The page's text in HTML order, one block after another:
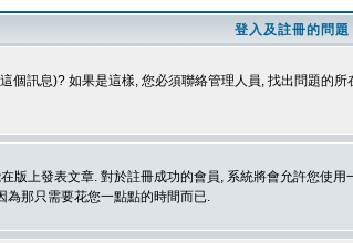
登入及註冊的問題
訊息)? 如果是這樣, 您必須聯絡管理人員, 找出問題的
版上發表文章. 對於註冊成功的會員, 系統將會允許您使
為那只需要花您一點點的時間而已.